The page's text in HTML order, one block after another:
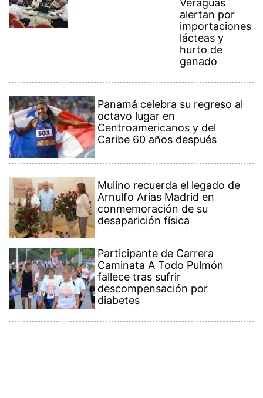
Veraguas
alertan por
importaciones
lácteas y
hurto de
ganado
Panamá celebra su regreso al
octavo lugar en
Centroamericanos y del
Caribe 60 años después
Mulino recuerda el legado de
Arnulfo Arias Madrid en
conmemoración de su
desaparición física
Participante de Carrera
Caminata A Todo Pulmón
fallece tras sufrir
descompensación por
diabetes